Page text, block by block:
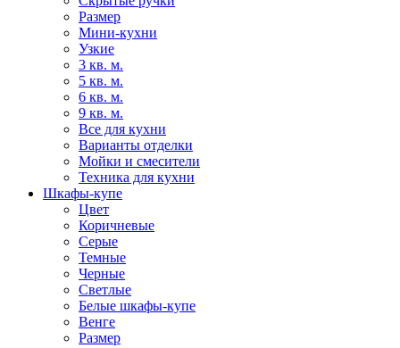
Размер
Мини-кухни
Узкие
3 кв. м.
5 кв. м.
6 кв. м.
9 кв. м.
Все для кухни
Варианты отделки
Мойки и смесители
Техника для кухни
Шкафы-купе
Цвет
Коричневые
Серые
Темные
Черные
Светлые
Белые шкафы-купе
Венге
Размер